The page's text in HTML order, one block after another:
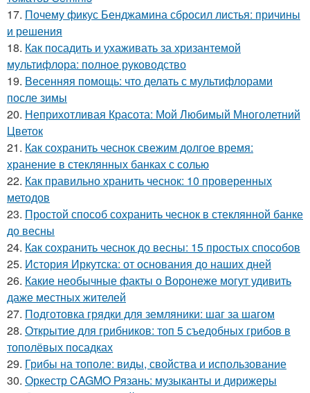
17. Почему фикус Бенджамина сбросил листья: причины
и решения
18. Как посадить и ухаживать за хризантемой
мультифлора: полное руководство
19. Весенняя помощь: что делать с мультифлорами
после зимы
20. Неприхотливая Красота: Мой Любимый Многолетний
Цветок
21. Как сохранить чеснок свежим долгое время:
хранение в стеклянных банках с солью
22. Как правильно хранить чеснок: 10 проверенных
методов
23. Простой способ сохранить чеснок в стеклянной банке
до весны
24. Как сохранить чеснок до весны: 15 простых способов
25. История Иркутска: от основания до наших дней
26. Какие необычные факты о Воронеже могут удивить
даже местных жителей
27. Подготовка грядки для земляники: шаг за шагом
28. Открытие для грибников: топ 5 съедобных грибов в
тополёвых посадках
29. Грибы на тополе: виды, свойства и использование
30. Оркестр CAGMO Рязань: музыканты и дирижеры